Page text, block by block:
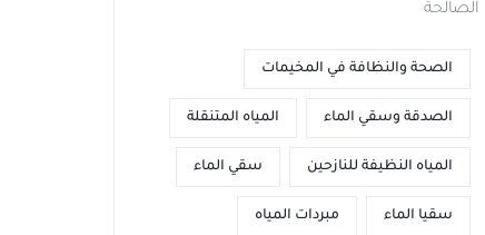
الصالحة
الصحة والنظافة في المخيمات
الصدقة وسقي الماء المياه المتنقلة
المياه النظيفة للنازحين سقي الماء
سقيا الماء مبردات المياه